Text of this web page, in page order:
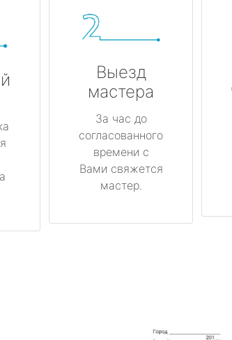
Выезд
мастера
За час до
согласованного
времени с
Вами свяжется
мастер.